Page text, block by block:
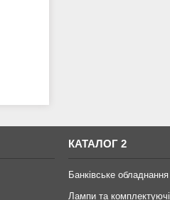
КАТАЛОГ 2
Банківське обладнання
Лампи та комплектуючі